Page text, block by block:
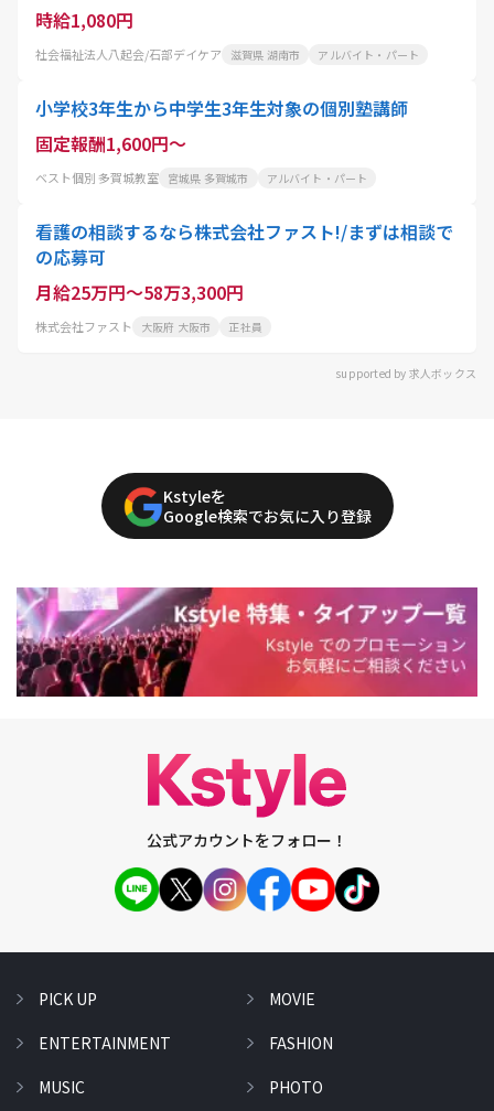
時給1,080円
社会福祉法人八起会/石部デイケア 滋賀県 湖南市 アルバイト・パート
小学校3年生から中学生3年生対象の個別塾講師
固定報酬1,600円～
ベスト個別 多賀城教室 宮城県 多賀城市 アルバイト・パート
看護の相談するなら株式会社ファスト!/まずは相談で
の応募可
月給25万円～58万3,300円
株式会社ファスト 大阪府 大阪市 正社員
supported by 求人ボックス
Kstyleを
Google検索でお気に入り登録
公式アカウントをフォロー！
PICK UP
ENTERTAINMENT
MUSIC
MOVIE
FASHION
PHOTO